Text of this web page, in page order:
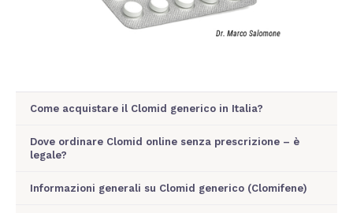
Come acquistare il Clomid generico in Italia?
Dove ordinare Clomid online senza prescrizione – è
legale?
Informazioni generali su Clomid generico (Clomifene)